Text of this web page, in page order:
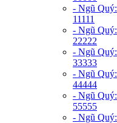
- Ngũ Quý:
11111
- Ngũ Quý:
22222
- Ngũ Quý:
33333
- Ngũ Quý:
44444
- Ngũ Quý:
55555
- Ngũ Quý: